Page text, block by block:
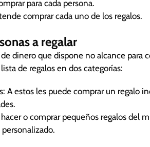
para cada persona.
comprar cada uno de los regalos.
a regalar
dinero que dispone no alcance para
de regalos en dos categorías:
A estos les puede comprar un regalo
o comprar pequeños regalos del